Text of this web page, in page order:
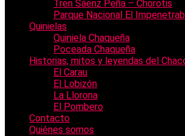
Tren Sáenz Peña – Chorotis
Parque Nacional El
Quinielas
Quiniela Chaqueña
Poceada Chaqueña
Historias, mitos y leyendas del
El Carau
El Lobizón
La Llorona
El Pombero
Contacto
Quiénes somos